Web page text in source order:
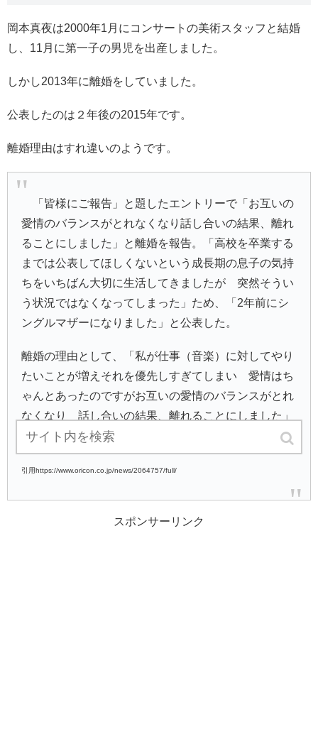
岡本真夜は2000年1月にコンサートの美術スタッフと結婚
し、11月に第一子の男児を出産しました。
しかし2013年に離婚をしていました。
公表したのは２年後の2015年です。
離婚理由はすれ違いのようです。
「皆様にご報告」と題したエントリーで「お互いの
愛情のバランスがとれなくなり話し合いの結果、離れ
ることにしました」と離婚を報告。「高校を卒業する
までは公表してほしくないという成長期の息子の気持
ちをいちばん大切に生活してきましたが 突然そうい
う状況ではなくなってしまった」ため、「2年前にシ
ングルマザーになりました」と公表した。
離婚の理由として、「私が仕事（音楽）に対してやり
たいことが増えそれを優先しすぎてしまい 愛情はち
ゃんとあったのですがお互いの愛情のバランスがとれ
なくなり 話し合いの結果、離れることにしました」
と説明。
引用https://www.oricon.co.jp/news/2064757/full/
スポンサーリンク